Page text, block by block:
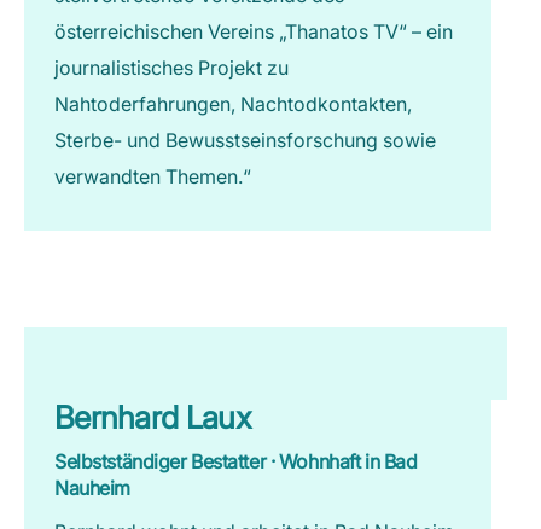
österreichischen Vereins „Thanatos TV“ – ein
journalistisches Projekt zu
Nahtoderfahrungen, Nachtodkontakten,
Sterbe- und Bewusstseinsforschung sowie
verwandten Themen.“
Bernhard Laux
Selbstständiger Bestatter · Wohnhaft in Bad
Nauheim